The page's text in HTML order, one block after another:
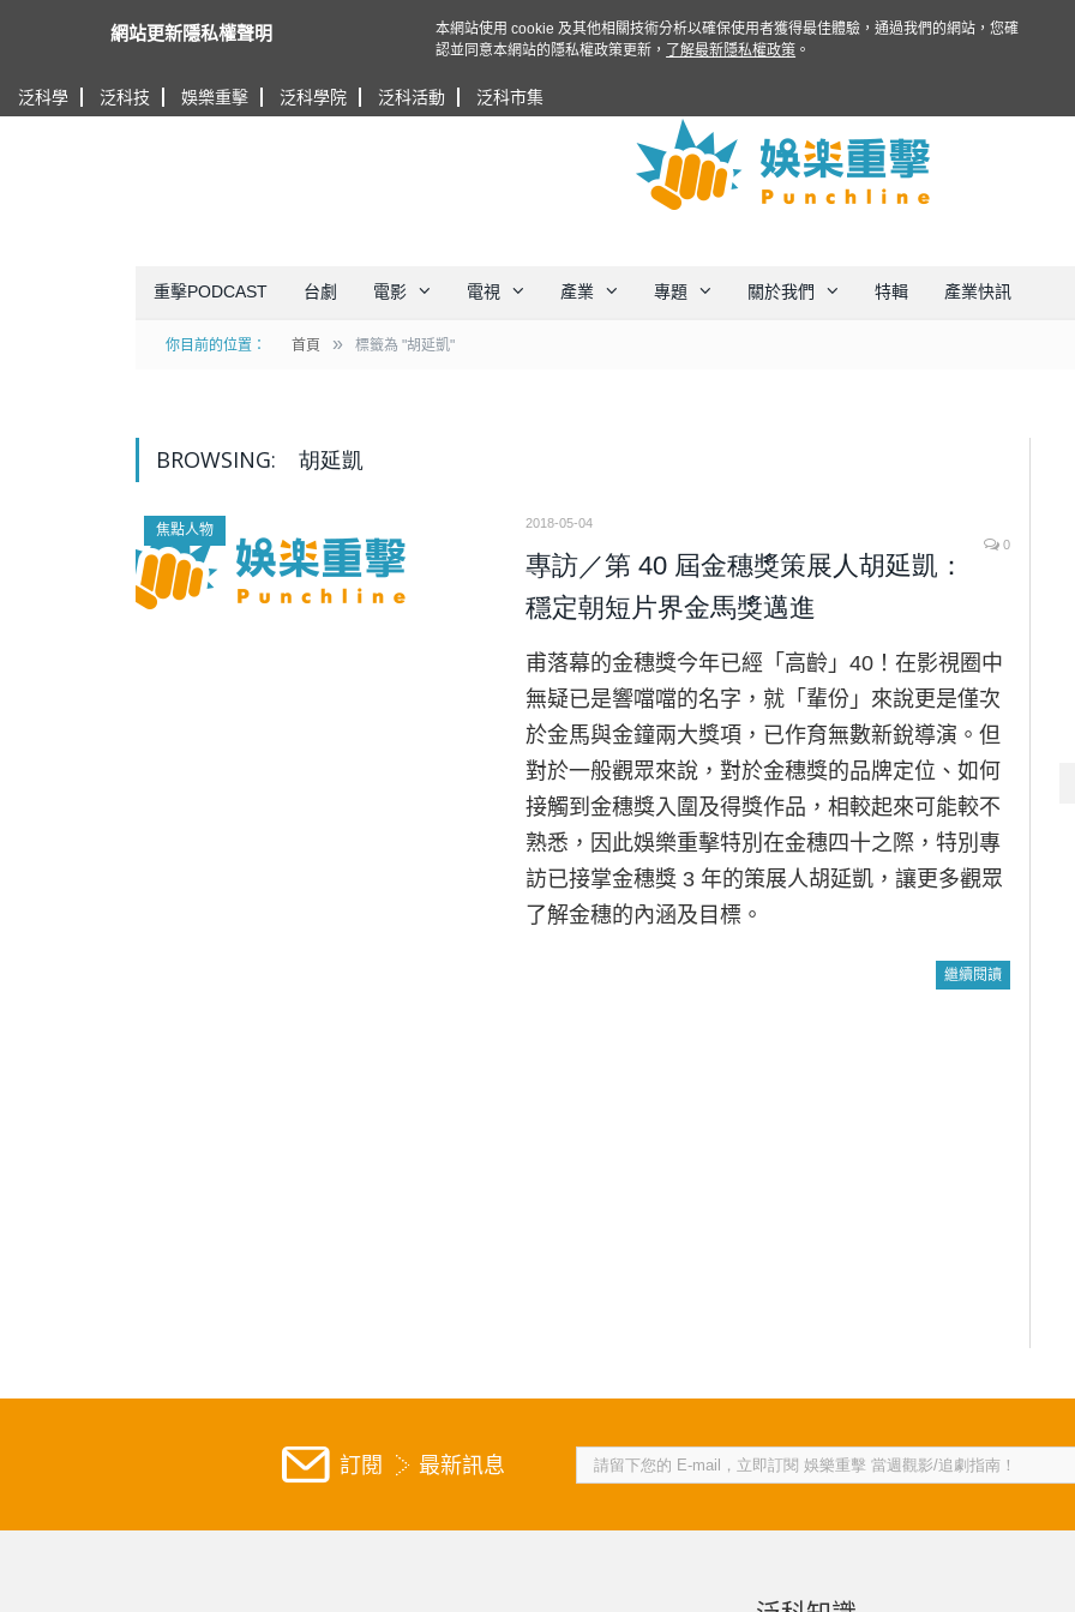
泛科學 泛科技 娛樂重擊 泛科學院 泛科活動 泛科市集
重擊PODCAST 台劇 電影 電視 產業 專題 關於我們 特輯 產業快訊
你目前的位置： 首頁 » 標籤為 "胡延凱"
BROWSING: 胡延凱
焦點人物
2018-05-04
0
專訪／第 40 屆金穗獎策展人胡延凱：
穩定朝短片界金馬獎邁進
甫落幕的金穗獎今年已經「高齡」40！在影視圈中
無疑已是響噹噹的名字，就「輩份」來說更是僅次
於金馬與金鐘兩大獎項，已作育無數新銳導演。但
對於一般觀眾來說，對於金穗獎的品牌定位、如何
接觸到金穗獎入圍及得獎作品，相較起來可能較不
熟悉，因此娛樂重擊特別在金穗四十之際，特別專
訪已接掌金穗獎 3 年的策展人胡延凱，讓更多觀眾
了解金穗的內涵及目標。
繼續閱讀
訂閱 最新訊息
網站更新隱私權聲明
本網站使用 cookie 及其他相關技術分析以確保使用者獲得最佳體驗，通過我們的網站，您確
認並同意本網站的隱私權政策更新，
了解最新隱私權政策 。